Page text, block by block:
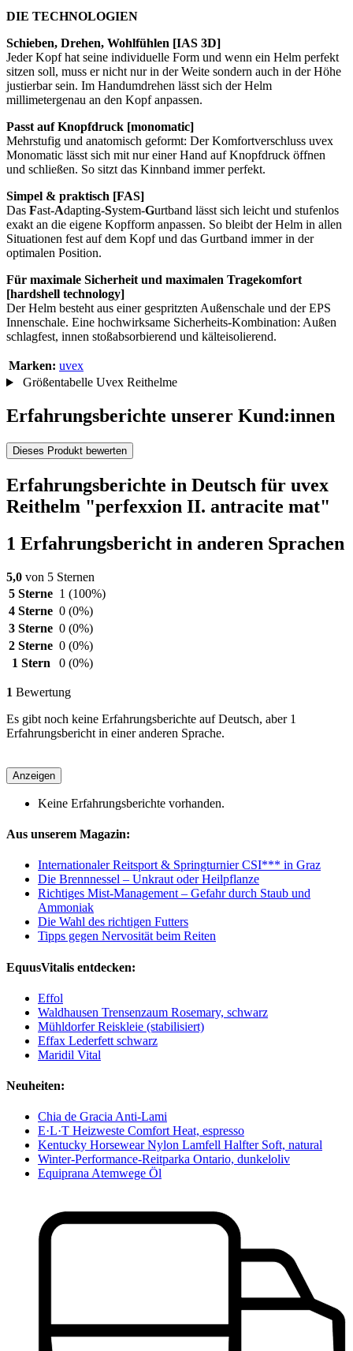
DIE TECHNOLOGIEN
Schieben, Drehen, Wohlfühlen [IAS 3D]
Jeder Kopf hat seine individuelle Form und wenn ein Helm perfekt
sitzen soll, muss er nicht nur in der Weite sondern auch in der Höhe
justierbar sein. Im Handumdrehen lässt sich der Helm
millimetergenau an den Kopf anpassen.
Passt auf Knopfdruck [monomatic]
Mehrstufig und anatomisch geformt: Der Komfortverschluss uvex
Monomatic lässt sich mit nur einer Hand auf Knopfdruck öffnen
und schließen. So sitzt das Kinnband immer perfekt.
Simpel & praktisch [FAS]
Das Fast-Adapting-System-Gurtband lässt sich leicht und stufenlos
exakt an die eigene Kopfform anpassen. So bleibt der Helm in allen
Situationen fest auf dem Kopf und das Gurtband immer in der
optimalen Position.
Für maximale Sicherheit und maximalen Tragekomfort
[hardshell technology]
Der Helm besteht aus einer gespritzten Außenschale und der EPS
Innenschale. Eine hochwirksame Sicherheits-Kombination: Außen
schlagfest, innen stoßabsorbierend und kälteisolierend.
Marken: uvex
Größentabelle Uvex Reithelme
Erfahrungsberichte unserer Kund:innen
Dieses Produkt bewerten
Erfahrungsberichte in Deutsch für uvex
Reithelm "perfexxion II. antracite mat"
1 Erfahrungsbericht in anderen Sprachen
5,0 von 5 Sternen
5 Sterne 1 (100%)
4 Sterne 0 (0%)
3 Sterne 0 (0%)
2 Sterne 0 (0%)
1 Stern
0 (0%)
1 Bewertung
Es gibt noch keine Erfahrungsberichte auf Deutsch, aber 1
Erfahrungsbericht in einer anderen Sprache.
Anzeigen
Keine Erfahrungsberichte vorhanden.
Aus unserem Magazin:
Internationaler Reitsport & Springturnier CSI*** in Graz
Die Brennnessel – Unkraut oder Heilpflanze
Richtiges Mist-Management – Gefahr durch Staub und
Ammoniak
Die Wahl des richtigen Futters
Tipps gegen Nervosität beim Reiten
EquusVitalis entdecken:
Effol
Waldhausen Trensenzaum Rosemary, schwarz
Mühldorfer Reiskleie (stabilisiert)
Effax Lederfett schwarz
Maridil Vital
Neuheiten:
Chia de Gracia Anti-Lami
E·L·T Heizweste Comfort Heat, espresso
Kentucky Horsewear Nylon Lamfell Halfter Soft, natural
Winter-Performance-Reitparka Ontario, dunkeloliv
Equiprana Atemwege Öl